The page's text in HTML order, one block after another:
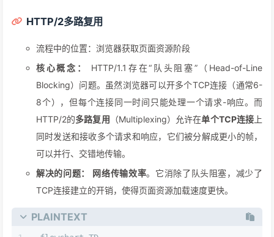
HTTP/2多路复用
流程中的位置：浏览器获取页面资源阶段
核心概念：
HTTP/1.1存在“队头阻塞”（Head-of-Line
Blocking）问题。虽然浏览器可以开多个TCP连接（通常6-
8个），但每个连接同一时间只能处理一个请求-响应。而
HTTP/2的多路复用 （Multiplexing）允许在单个TCP连接 上
同时发送和接收多个请求和响应，它们被分解成更小的帧，
可以并行、交错地传输。
解决的问题：
网络传输效率。它消除了队头阻塞，减少了
TCP连接建立的开销，使得页面资源加载速度更快。
PLAINTEXT